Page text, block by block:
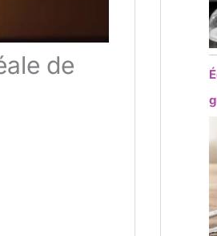
de